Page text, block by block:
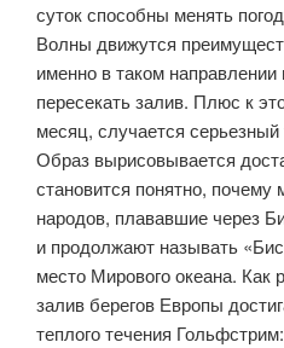
суток способны менять
Волны движутся
именно в таком направлении
пересекать залив. Плюс к
месяц, случается серьезный
Образ вырисовывается
становится понятно, почему
народов, плававшие через
и продолжают называть
место Мирового океана. Как
залив берегов Европы
теплого течения